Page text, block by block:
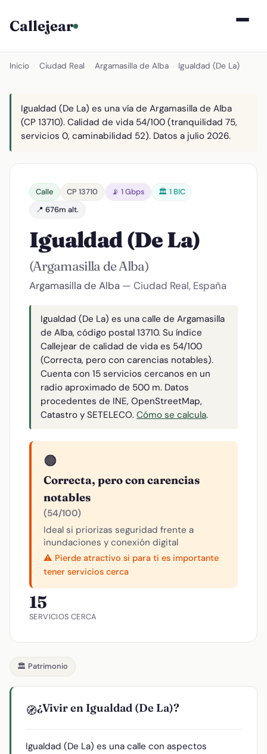
Callejear
Inicio Ciudad Real Argamasilla de Alba Igualdad (De La)
Igualdad (De La) es una vía de Argamasilla de Alba
(CP 13710). Calidad de vida 54/100 (tranquilidad 75,
servicios 0, caminabilidad 52). Datos a julio 2026.
Calle CP 13710 📡 1 Gbps
🏛️ 1 BIC
📍 676m alt.
Igualdad (De La)
(Argamasilla de Alba)
Argamasilla de Alba — Ciudad Real, España
Igualdad (De La) es una calle de Argamasilla
de Alba, código postal 13710. Su índice
Callejear de calidad de vida es 54/100
(Correcta, pero con carencias notables).
Cuenta con 15 servicios cercanos en un
radio aproximado de 500 m. Datos
procedentes de INE, OpenStreetMap,
Catastro y SETELECO. Cómo se calcula.
🟠
Correcta, pero con carencias
notables
(54/100)
Ideal si priorizas seguridad frente a
inundaciones y conexión digital
⚠️ Pierde atractivo si para ti es importante
tener servicios cerca
15
SERVICIOS CERCA
🏛️ Patrimonio
🧭¿Vivir en Igualdad (De La)?
Igualdad (De La) es una calle con aspectos